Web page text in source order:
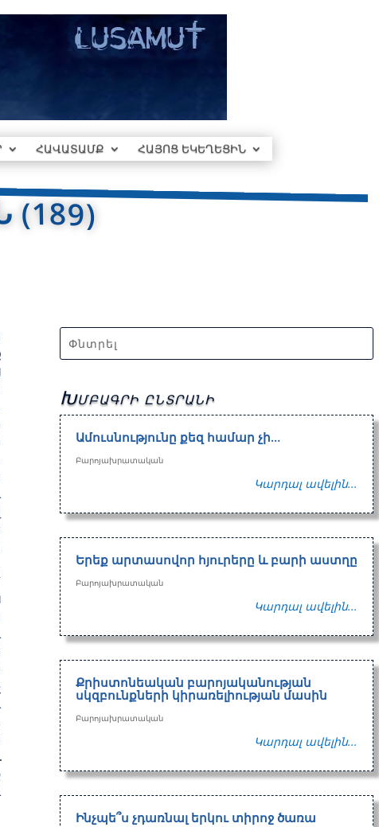
ՀԱՎԱՏԱՄՔ ՀԱՅՈՑ ԵԿԵՂԵՑԻՆ
Խմբագրի ընտրանի
Ամուսնությունը քեզ համար չի…
Բարոյախրատական
Կարդալ ավելին...
Երեք արտասովոր հյուրերը և բարի աստղը
Բարոյախրատական
Կարդալ ավելին...
Քրիստոնեական բարոյականության
սկզբունքների կիրառելիության մասին
Բարոյախրատական
Կարդալ ավելին...
Ինչպե՞ս չդառնալ երկու տիրոջ ծառա